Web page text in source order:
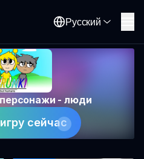
Русский
- люди
сейчас